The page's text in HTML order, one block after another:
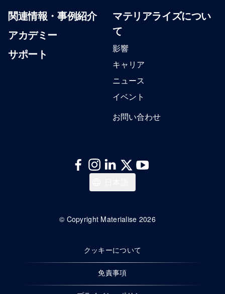
関連情報・事例紹介
アカデミー
サポート
マテリアライズについ
て
影響
キャリア
ニュース
イベント
お問い合わせ
© Copyright Materialise 2026
クッキーについて
免責事項